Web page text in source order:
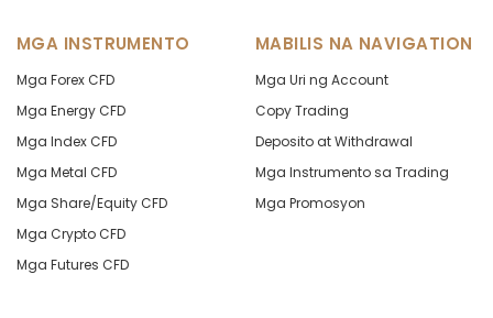
MGA INSTRUMENTO
Mga Forex CFD
Mga Energy CFD
Mga Index CFD
Mga Metal CFD
Mga Share/Equity CFD
Mga Crypto CFD
Mga Futures CFD
MABILIS NA NAVIGATION
Mga Uri ng Account
Copy Trading
Deposito at Withdrawal
Mga Instrumento sa Trading
Mga Promosyon